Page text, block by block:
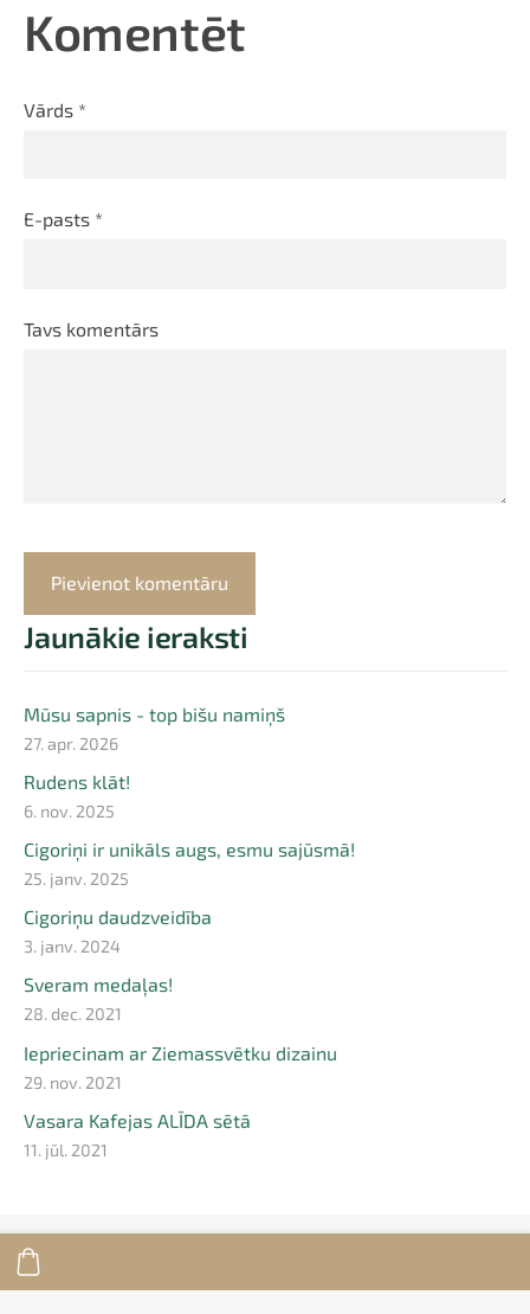
Jaunākie ieraksti
Mūsu sapnis - top bišu namiņš
27. apr. 2026
Rudens klāt!
6. nov. 2025
Cigoriņi ir unikāls augs, esmu sajūsmā!
25. janv. 2025
Cigoriņu daudzveidība
3. janv. 2024
Sveram medaļas!
28. dec. 2021
Iepriecinam ar Ziemassvētku dizainu
29. nov. 2021
Vasara Kafejas ALĪDA sētā
11. jūl. 2021
Komentēt
Vārds *
E-pasts *
Tavs komentārs